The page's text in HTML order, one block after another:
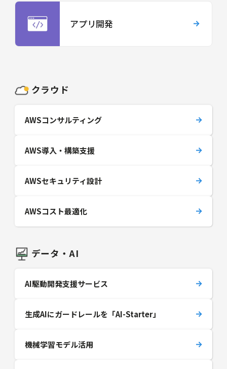
アプリ開発
クラウド
AWSコンサルティング
AWS導入・構築支援
AWSセキュリティ設計
AWSコスト最適化
データ・AI
AI駆動開発支援サービス
生成AIにガードレールを「AI-Starter」
機械学習モデル活用